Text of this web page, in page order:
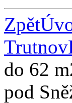
Zpět
Trutnov
do 62
pod